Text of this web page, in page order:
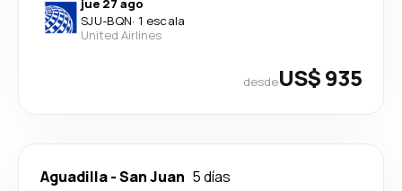
jue 27 ago
SJU-BQN· 1 escala
United Airlines
desdeUS$ 935
Aguadilla-San Juan 5 días